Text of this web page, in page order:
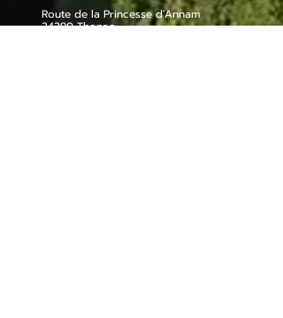
Route de la Princesse d'Annam
24290 Thonac